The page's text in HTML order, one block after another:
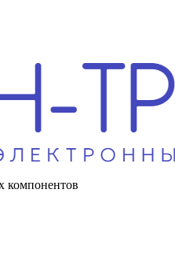
компонентов